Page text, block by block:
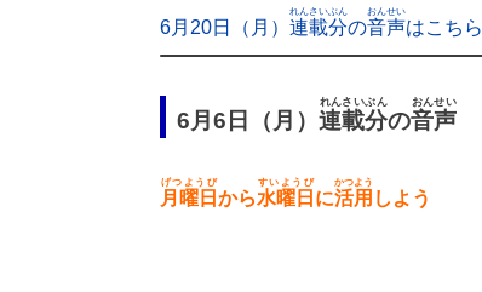
6月20日（月） 連載分
れんさいぶん
の音声
おんせい
はこちら
6月6日（月）連載分
れんさいぶん
の音声
おんせい
月曜日
げつようび
から水曜日
すいようび
に活用
かつよう
しよう